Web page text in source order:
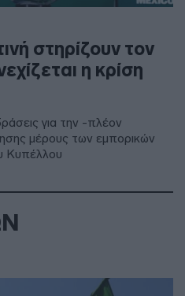
στηρίζουν τον
η κρίση
για την -πλέον
μέρους των εμπορικών
Κυπέλλου